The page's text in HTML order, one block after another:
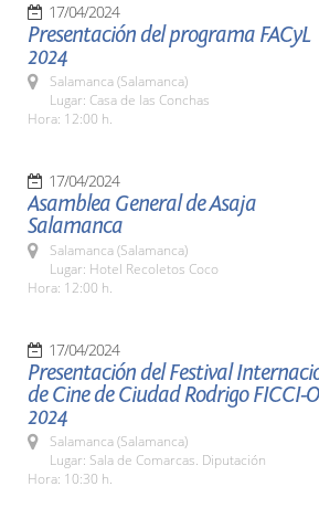
17/04/2024
Presentación del programa FACyL
2024
Salamanca (Salamanca)
Lugar: Casa de las Conchas
Hora: 12:00 h.
17/04/2024
Asamblea General de Asaja
Salamanca
Salamanca (Salamanca)
Lugar: Hotel Recoletos Coco
Hora: 12:00 h.
17/04/2024
Presentación del Festival
de Cine de Ciudad Rodrigo FICCI-
2024
Salamanca (Salamanca)
Lugar: Sala de Comarcas. Diputación
Hora: 10:30 h.